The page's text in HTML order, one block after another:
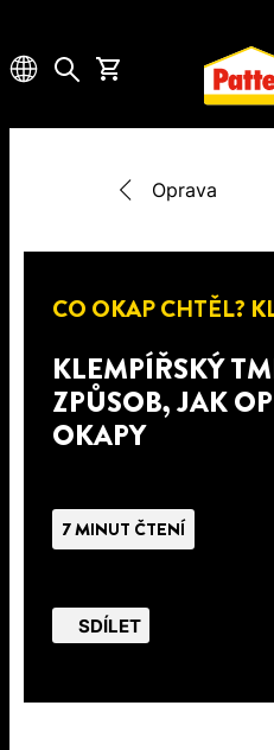
Oprava
CO OKAP CHTĚL?
KLEMPÍŘSKÝ
ZPŮSOB, JAK
OKAPY
7 MINUT ČTENÍ
SDÍLET